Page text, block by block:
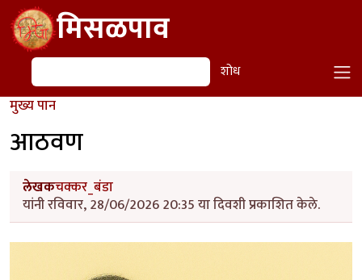
Skip to main contentमिसळपाव
शोध शोध
मुख्य पान
आठवण
लेखकचक्कर_बंडा
यांनी रविवार, 28/06/2026 20:35 या दिवशी प्रकाशित केले.